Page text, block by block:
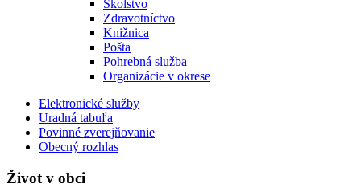
Školstvo
Zdravotníctvo
Knižnica
Pošta
Pohrebná služba
Organizácie v okrese
Elektronické služby
Uradná tabuľa
Povinné zverejňovanie
Obecný rozhlas
Život v obci